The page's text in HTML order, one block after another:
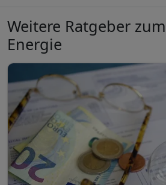
Weitere Ratgeber
Energie